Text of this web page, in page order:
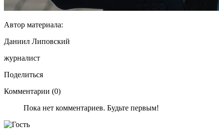
Автор материала:
Даниил Липовский
журналист
Поделиться
Комментарии (0)
Пока нет комментариев. Будьте первым!